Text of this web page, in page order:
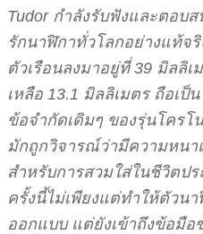
Tudor กำลังรับฟังและตอบ
รักนาฬิกาทั่วโลกอย่างแท้จ
ตัวเรือนลงมาอยู่ที่ 39 มิลลิ
เหลือ 13.1 มิลลิเมตร ถือเป็
ข้อจำกัดเดิมๆ ของรุ่นโคร
มักถูกวิจารณ์ว่ามีความหนา
สำหรับการสวมใส่ในชีวิตป
ครั้งนี้ไม่เพียงแต่ทำให้ตัวน
ออกแบบ แต่ยังเข้าถึงข้อมือ